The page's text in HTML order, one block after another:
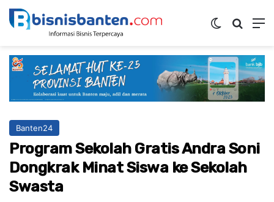
Switch skin
Banten24
Program Sekolah Gratis Andra Soni
Dongkrak Minat Siswa ke Sekolah
Swasta